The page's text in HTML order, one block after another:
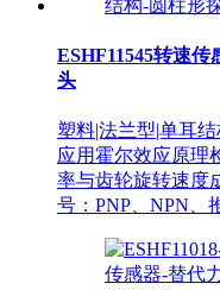
ESHF11545转速
头
塑料|法兰型|单耳结
应用霍尔效应原理
率与齿轮旋转速度
号：PNP、NPN、